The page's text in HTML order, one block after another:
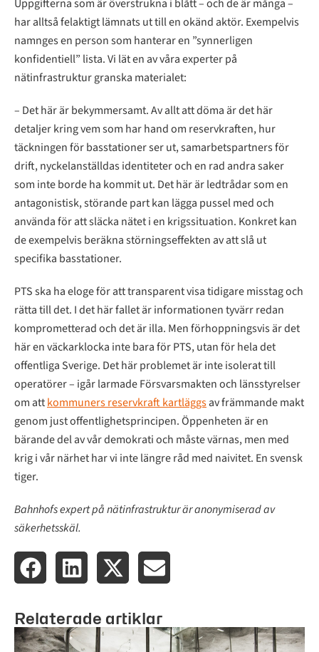
Uppgifterna som är överstrukna i blått – och de är många –
har alltså felaktigt lämnats ut till en okänd aktör. Exempelvis
namnges en person som hanterar en ”synnerligen
konfidentiell” lista. Vi lät en av våra experter på
nätinfrastruktur granska materialet:
– Det här är bekymmersamt. Av allt att döma är det här
detaljer kring vem som har hand om reservkraften, hur
täckningen för basstationer ser ut, samarbetspartners för
drift, nyckelanställdas identiteter och en rad andra saker
som inte borde ha kommit ut. Det här är ledtrådar som en
antagonistisk, störande part kan lägga pussel med och
använda för att släcka nätet i en krigssituation. Konkret kan
de exempelvis beräkna störningseffekten av att slå ut
specifika basstationer.
PTS ska ha eloge för att transparent visa tidigare misstag och
rätta till det. I det här fallet är informationen tyvärr redan
komprometterad och det är illa. Men förhoppningsvis är det
här en väckarklocka inte bara för PTS, utan för hela det
offentliga Sverige. Det här problemet är inte isolerat till
operatörer – igår larmade Försvarsmakten och länsstyrelser
om attkommuners reservkraft kartläggsav främmande makt
genom just offentlighetsprincipen. Öppenheten är en
bärande del av vår demokrati och måste värnas, men med
krig i vår närhet har vi inte längre råd med naivitet. En svensk
tiger.
Bahnhofs expert på nätinfrastruktur är anonymiserad av
säkerhetsskäl.
Relaterade artiklar